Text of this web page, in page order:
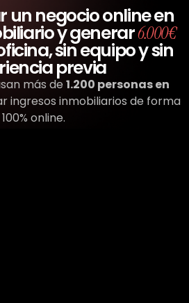
un negocio online en
y generar6.000€
sin equipo y sin
previa
más de 1.200 personas en
ingresos inmobiliarios de forma
100% online.